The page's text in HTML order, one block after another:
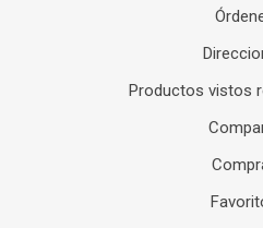
Productos vistos